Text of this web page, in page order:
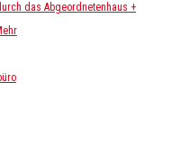
das Abgeordnetenhaus +